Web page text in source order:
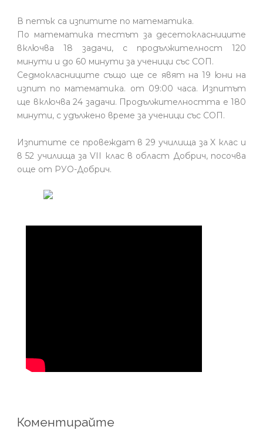
В петък са изпитите по математика.
По математика тестът за десетокласниците
включва 18 задачи, с продължителност 120
минути и до 60 минути за ученици със СОП.
Седмокласниците също ще се явят на 19 юни на
изпит по математика. от 09:00 часа. Изпитът
ще включва 24 задачи. Продължителността е 180
минути, с удължено време за ученици със СОП.
Изпитите се провеждат в 29 училища за X клас и
в 52 училища за VII клас в област Добрич, посочва
още от РУО-Добрич.
Коментирайте